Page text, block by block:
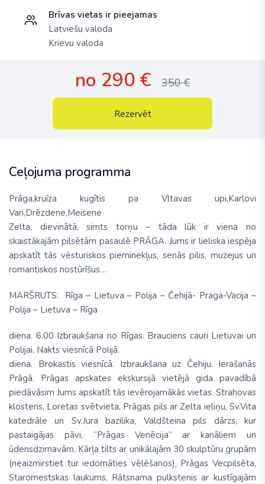
Ceļojuma programma
Prāga,kruīza kugītis pa Vltavas upi,Karlovi
Vari,Drēzdene,Meisene
Zelta, dievinātā, simts torņu – tāda lūk ir viena no
skaistākajām pilsētām pasaulē PRĀGA. Jums ir lieliska iespēja
apskatīt tās vēsturis­kos pieminekļus, senās pilis, muze­jus un
romantiskos nostūrīšus…
MARŠRUTS: Rīga – Lietuva – Polija – Čehijā- Praga-Vacija –
Polija – Lietuva – Rīga
diena. 6:00 Izbraukšana no Rīgas. Brauciens cauri Lietuvai un
Polijai. Nakts viesnīcā Polijā.
diena. Brokastis viesnīcā. Izbraukšana uz Čehiju. Ierašanās
Prāgā. Prāgas apskates ekskursijā vietējā gida pavadībā
piedāvāsim Jums apskatīt tās ievēro­jamākās vietas. Strahovas
klos­teris, Loretas svētvieta, Prā­gas pilsar Zelta ieliņu, Sv.Vita
katedrāle un Sv.Jura bazilika, Valdšteina pils dārzs, kur
pastaigājas pāvi, “Prāgas Venēcija” ar ka­nāliem un
ūdensdzirnavām, Kārļa tilts ar unikālajām 30 skulptūru grupām
(neaizmir­stiet tur iedomā­ties vēlēšanos), Prāgas Vecpilsēta,
Sta­ro­mest­skas laukums, Rātsnama pulk­­ste­nisar kustī­ga­jām
Brīvas vietas ir pieejamas
Latviešu valoda
Krievu valoda
no 290 € 350 €
Rezervēt